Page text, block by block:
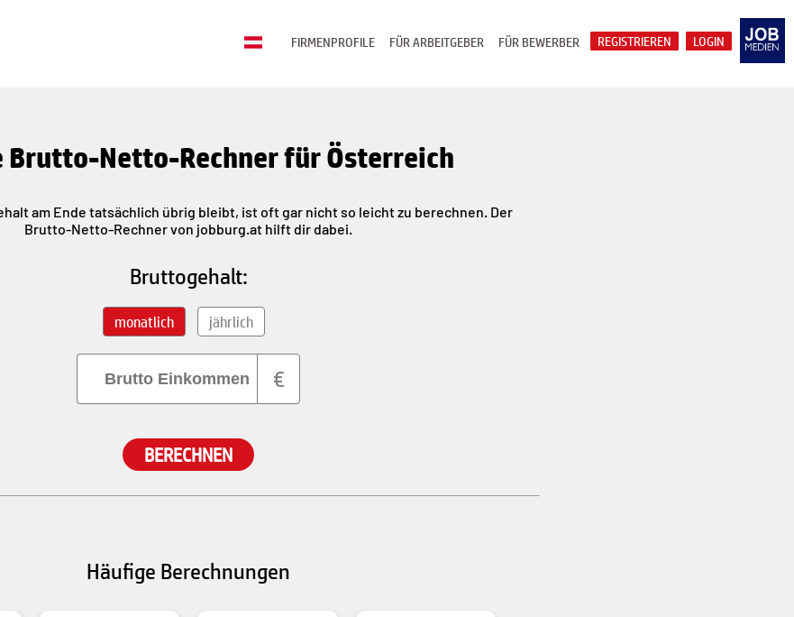
LOGIN
REGISTRIEREN
FÜR BEWERBER
FÜR ARBEITGEBER
FIRMENPROFILE
Brutto-Netto-Rechner für Österreich
am Ende tatsächlich übrig bleibt, ist oft gar nicht so leicht zu berechnen. Der
Brutto-Netto-Rechner von jobburg.at hilft dir dabei.
Bruttogehalt:
monatlich jährlich
€
BERECHNEN
Häufige Berechnungen